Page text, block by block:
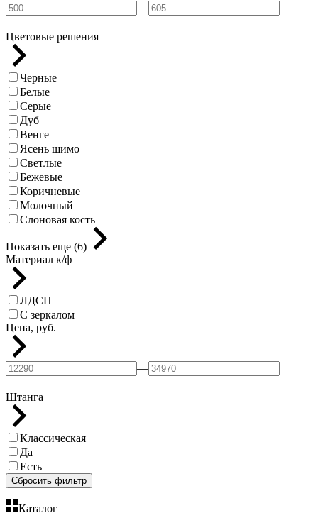
—
Цветовые решения
Черные
Белые
Серые
Дуб
Венге
Ясень шимо
Светлые
Бежевые
Коричневые
Молочный
Слоновая кость
Показать еще (6)
Материал к/ф
ЛДСП
С зеркалом
Цена, руб.
—
Штанга
Классическая
Да
Есть
Сбросить фильтр
Каталог